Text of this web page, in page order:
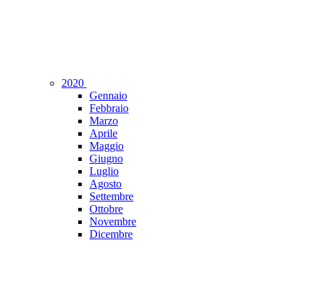
2020
Gennaio
Febbraio
Marzo
Aprile
Maggio
Giugno
Luglio
Agosto
Settembre
Ottobre
Novembre
Dicembre